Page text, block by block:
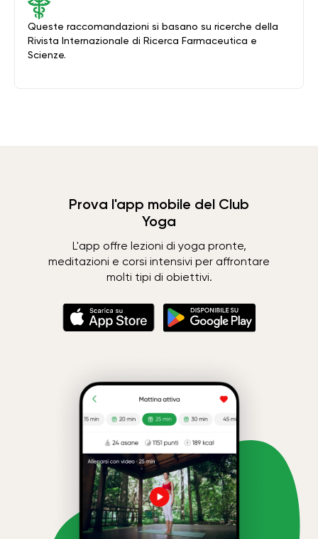
Queste raccomandazioni si basano su ricerche della
Rivista Internazionale di Ricerca Farmaceutica e
Scienze.
Prova l'app mobile del Club
Yoga
L'app offre lezioni di yoga pronte,
meditazioni e corsi intensivi per affrontare
molti tipi di obiettivi.